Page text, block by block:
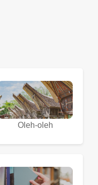
Oleh-oleh